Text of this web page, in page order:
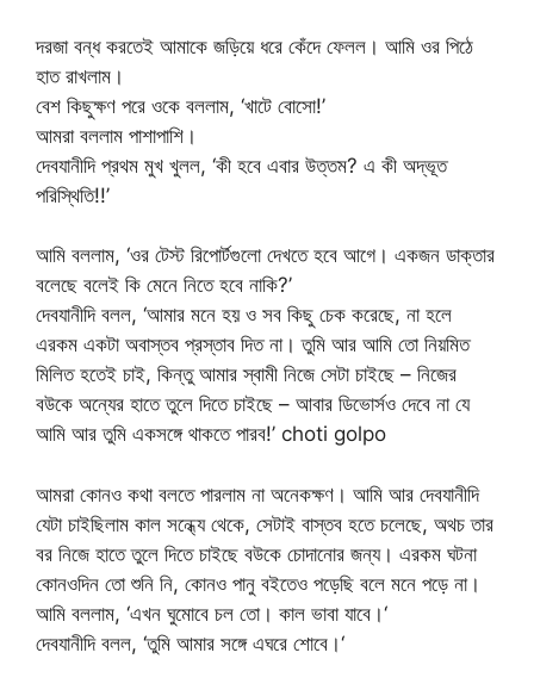
দরজা বন্ধ করতেই আমাকে জড়িয়ে ধরে কেঁদে ফেলল। আমি ওর পিঠে
হাত রাখলাম।
বেশ কিছুক্ষণ পরে ওকে বললাম, ‘খাটে বোসো!’
আমরা বললাম পাশাপাশি।
দেবযানীদি প্রথম মুখ খুলল, ‘কী হবে এবার উত্তম? এ কী অদ্ভূত
পরিস্থিতি!!’
আমি বললাম, ‘ওর টেস্ট রিপোর্টগুলো দেখতে হবে আগে। একজন ডাক্তার
বলেছে বলেই কি মেনে নিতে হবে নাকি?’
দেবযানীদি বলল, ‘আমার মনে হয় ও সব কিছু চেক করেছে, না হলে
এরকম একটা অবাস্তব প্রস্তাব দিত না। তুমি আর আমি তো নিয়মিত
মিলিত হতেই চাই, কিন্তু আমার স্বামী নিজে সেটা চাইছে – নিজের
বউকে অন্যের হাতে তুলে দিতে চাইছে – আবার ডিভোর্সও দেবে না যে
আমি আর তুমি একসঙ্গে থাকতে পারব!’ choti golpo
আমরা কোনও কথা বলতে পারলাম না অনেকক্ষণ। আমি আর দেবযানীদি
যেটা চাইছিলাম কাল সন্ধ্যে থেকে, সেটাই বাস্তব হতে চলেছে, অথচ তার
বর নিজে হাতে তুলে দিতে চাইছে বউকে চোদানোর জন্য। এরকম ঘটনা
কোনওদিন তো শুনি নি, কোনও পানু বইতেও পড়েছি বলে মনে পড়ে না।
আমি বললাম, ‘এখন ঘুমোবে চল তো। কাল ভাবা যাবে।‘
দেবযানীদি বলল, ‘তুমি আমার সঙ্গে এঘরে শোবে।‘